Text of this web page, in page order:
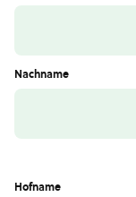
Nachname
Hofname